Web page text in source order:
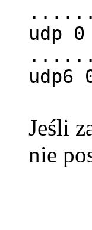
udp
Jeśli
nie